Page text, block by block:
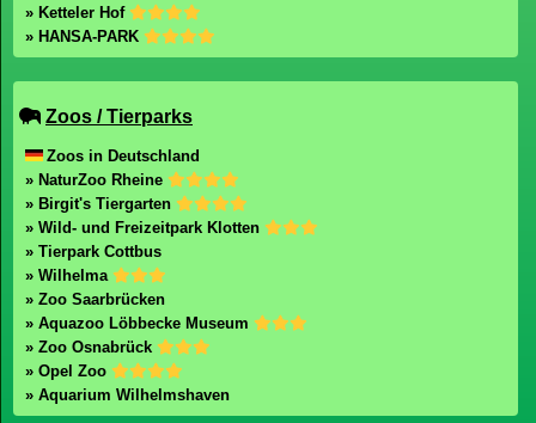
» Ketteler Hof
» HANSA-PARK
Zoos / Tierparks
Zoos in Deutschland
» NaturZoo Rheine
» Birgit's Tiergarten
» Wild- und Freizeitpark Klotten
» Tierpark Cottbus
» Wilhelma
» Zoo Saarbrücken
» Aquazoo Löbbecke Museum
» Zoo Osnabrück
» Opel Zoo
» Aquarium Wilhelmshaven